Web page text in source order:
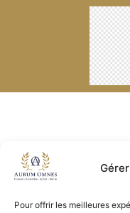
Pour offrir les meilleures